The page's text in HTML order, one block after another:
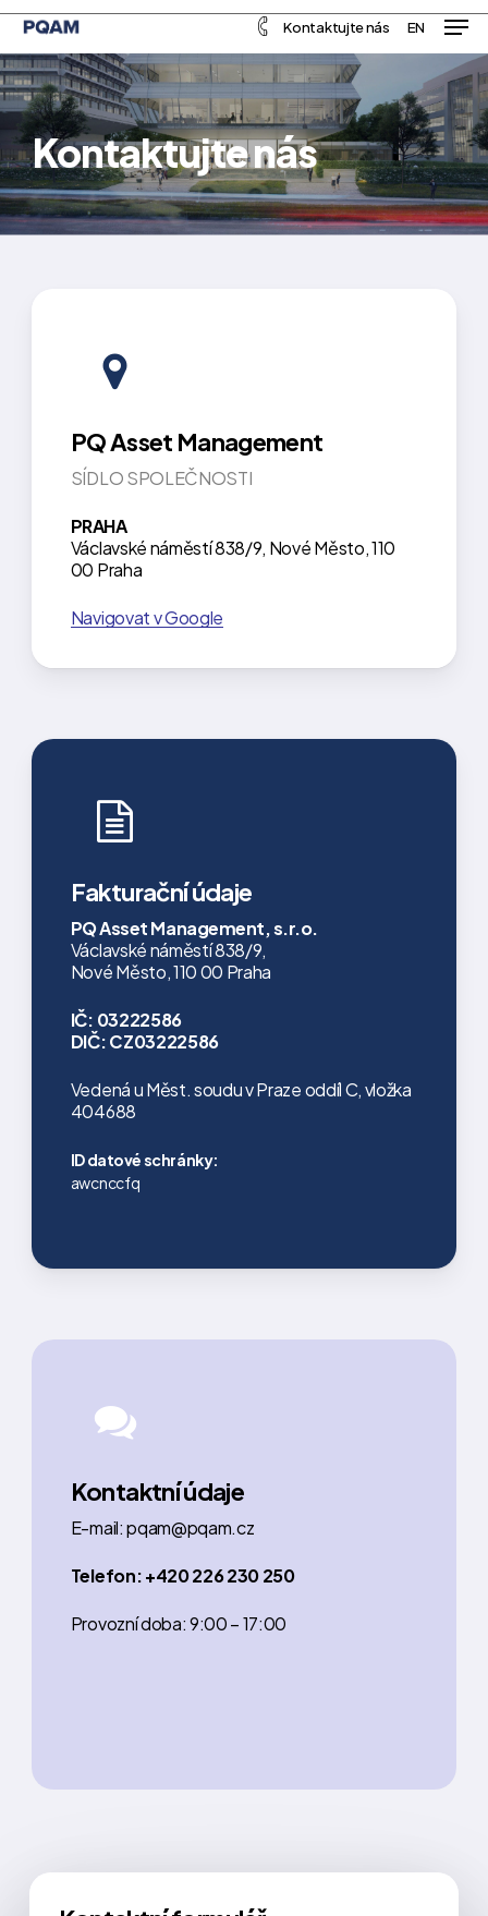
Skip
main
content
Kontaktujte nás EN
Kontaktujte nás
PQ Asset Management
SÍDLO SPOLEČNOSTI
PRAHA
Václavské náměstí 838/9, Nové Město, 110
00 Praha
Navigovat v Google
Fakturační údaje
PQ Asset Management, s.r.o.
Václavské náměstí 838/9,
Nové Město, 110 00 Praha
IČ: 03222586
DIČ: CZ03222586
Vedená u Měst. soudu v Praze oddíl C, vložka
404688
ID datové schránky:
awcnccfq
Kontaktní údaje
E-mail: pqam@pqam.cz
Telefon: +420 226 230 250
Provozní doba: 9:00 – 17:00
Menu